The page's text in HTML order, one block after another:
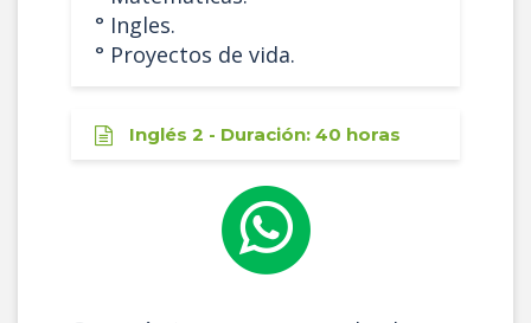
° Ingles.
° Proyectos de vida.
Inglés 2 - Duración: 40 horas